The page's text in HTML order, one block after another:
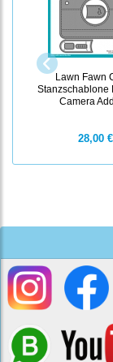
Lawn Fawn
Stanzschablone
Camera
28,00 €